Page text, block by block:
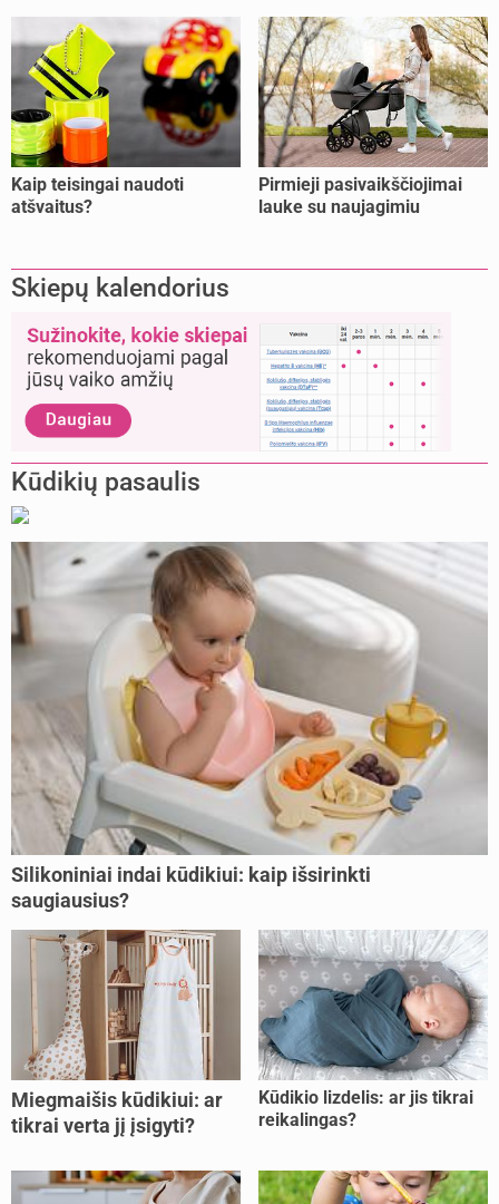
Kaip teisingai naudoti
atšvaitus?
Pirmieji pasivaikščiojimai
lauke su naujagimiu
Skiepų kalendorius
Kūdikių pasaulis
Silikoniniai indai kūdikiui: kaip išsirinkti
saugiausius?
Miegmaišis kūdikiui: ar
tikrai verta jį įsigyti?
Kūdikio lizdelis: ar jis tikrai
reikalingas?